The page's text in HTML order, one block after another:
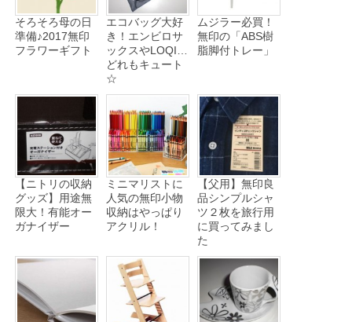
そろそろ母の日
準備♪2017無印
フラワーギフト
エコバッグ大好
き！エンビロサ
ックスやLOQI…
どれもキュート
☆
ムジラー必買！
無印の「ABS樹
脂脚付トレー」
【ニトリの収納
グッズ】用途無
限大！有能オー
ガナイザー
ミニマリストに
人気の無印小物
収納はやっぱり
アクリル！
【父用】無印良
品シンプルシャ
ツ２枚を旅行用
に買ってみまし
た